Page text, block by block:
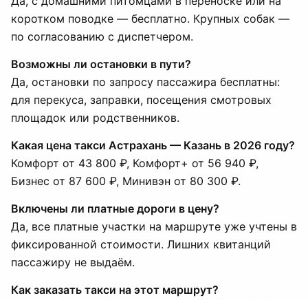
коротком поводке — бесплатно. Крупных собак —
по согласованию с диспетчером.
Возможны ли остановки в пути?
Да, остановки по запросу пассажира бесплатны:
для перекуса, заправки, посещения смотровых
площадок или родственников.
Какая цена такси Астрахань — Казань в 2026 году?
Комфорт от 43 800 ₽, Комфорт+ от 56 940 ₽,
Бизнес от 87 600 ₽, Минивэн от 80 300 ₽.
Включены ли платные дороги в цену?
Да, все платные участки на маршруте уже учтены в
фиксированной стоимости. Лишних квитанций
пассажиру не выдаём.
Как заказать такси на этот маршрут?